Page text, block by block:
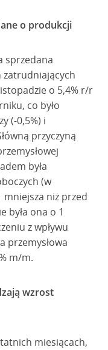
o produkcji
sprzedana
zatrudniających
o 5,4% r/r
co było
(-0,5%) i
przyczyną
była
(w
mniejsza niż przed
była ona o 1
z wpływu
przemysłowa
m/m.
wzrost
miesiącach,